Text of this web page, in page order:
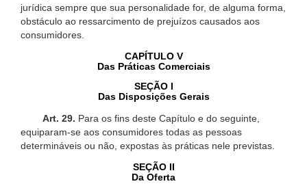
jurídica sempre que sua personalidade for, de alguma forma,
obstáculo ao ressarcimento de prejuízos causados aos
consumidores.
CAPÍTULO V
Das Práticas Comerciais
SEÇÃO I
Das Disposições Gerais
Art. 29. Para os fins deste Capítulo e do seguinte,
equiparam-se aos consumidores todas as pessoas
determináveis ou não, expostas às práticas nele previstas.
SEÇÃO II
Da Oferta